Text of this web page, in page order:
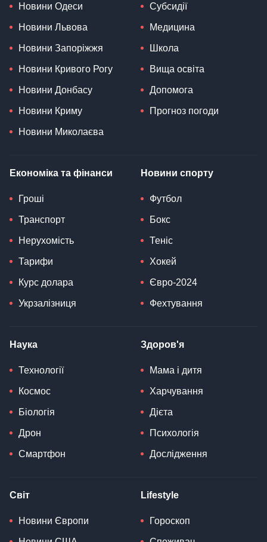
Новини Одеси
Новини Львова
Новини Запоріжжя
Новини Кривого Рогу
Новини Донбасу
Новини Криму
Новини Миколаєва
Субсидії
Медицина
Школа
Вища освіта
Допомога
Прогноз погоди
Економіка та фінанси
Гроші
Транспорт
Нерухомість
Тарифи
Курс долара
Укрзалізниця
Новини спорту
Футбол
Бокс
Теніс
Хокей
Євро-2024
Фехтування
Наука
Технології
Космос
Біологія
Дрон
Смартфон
Здоров'я
Мама і дитя
Харчування
Дієта
Психологія
Дослідження
Світ
Новини Європи
Lifestyle
Гороскоп